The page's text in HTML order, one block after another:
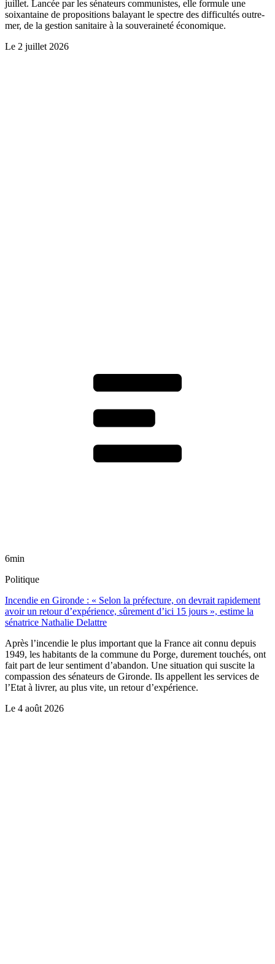
juillet. Lancée par les sénateurs communistes, elle formule une
soixantaine de propositions balayant le spectre des difficultés outre-
mer, de la gestion sanitaire à la souveraineté économique.
Le 2 juillet 2026
6min
Politique
Incendie en Gironde : « Selon la préfecture, on devrait rapidement
avoir un retour d’expérience, sûrement d’ici 15 jours », estime la
sénatrice Nathalie Delattre
Après l’incendie le plus important que la France ait connu depuis
1949, les habitants de la commune du Porge, durement touchés, ont
fait part de leur sentiment d’abandon. Une situation qui suscite la
compassion des sénateurs de Gironde. Ils appellent les services de
l’Etat à livrer, au plus vite, un retour d’expérience.
Le 4 août 2026